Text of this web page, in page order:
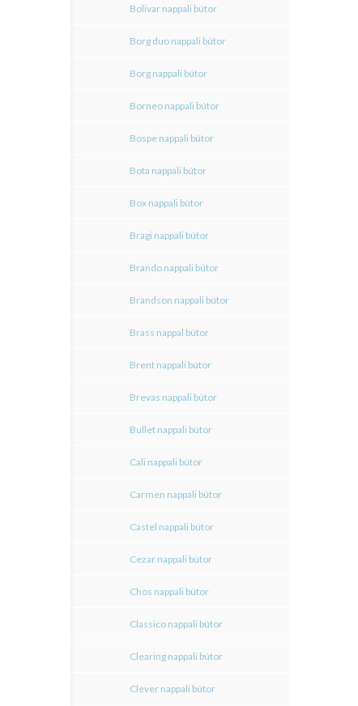
Bolivar nappali bútor
Borg duo nappali bútor
Borg nappali bútor
Borneo nappali bútor
Bospe nappali bútor
Bota nappali bútor
Box nappali bútor
Bragi nappali bútor
Brando nappali bútor
Brandson nappali bútor
Brass nappal bútor
Brent nappali bútor
Brevas nappali bútor
Bullet nappali bútor
Cali nappali bútor
Carmen nappali bútor
Castel nappali bútor
Cezar nappali bútor
Chos nappali bútor
Classico nappali bútor
Clearing nappali bútor
Clever nappali bútor